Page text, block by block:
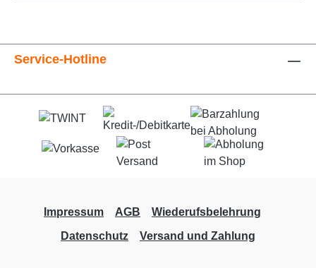
Service-Hotline
Impressum AGB
Wiederufsbelehrung
Datenschutz
Versand und Zahlung